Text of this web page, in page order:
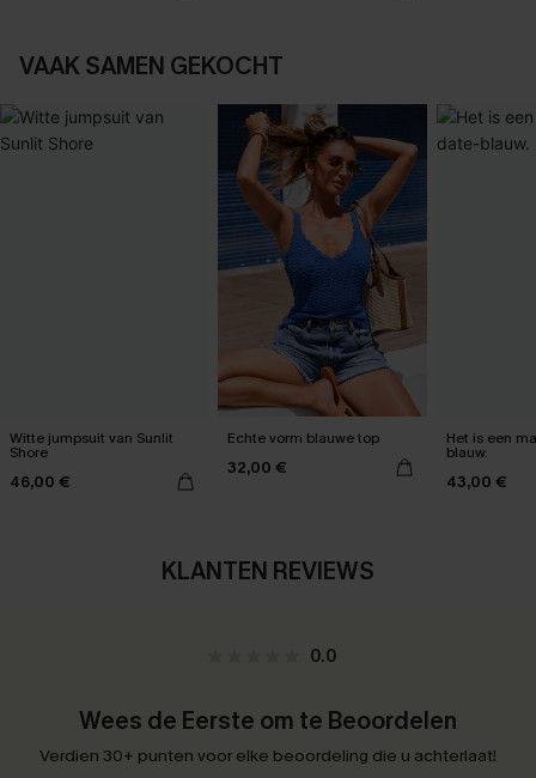
VAAK SAMEN GEKOCHT
Witte jumpsuit van Sunlit
Shore
46,00 €
Echte vorm blauwe top
32,00 €
Het is een
blauw.
43,00 €
KLANTEN REVIEWS
0.0
Wees de Eerste om te Beoordelen
Verdien 30+ punten voor elke beoordeling die u achterlaat!